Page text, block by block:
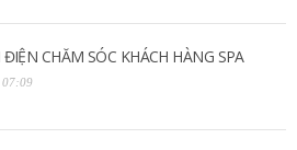
CHĂM SÓC KHÁCH HÀNG SPA